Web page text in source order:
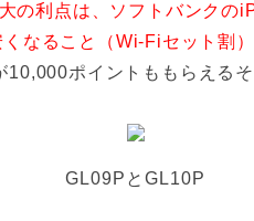
の利点は、ソフトバンクの
なること（Wi-Fiセット割）
ポイントももらえるそ
GL09PとGL10P